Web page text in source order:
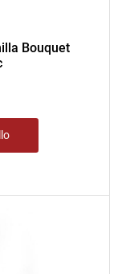
Bouquet